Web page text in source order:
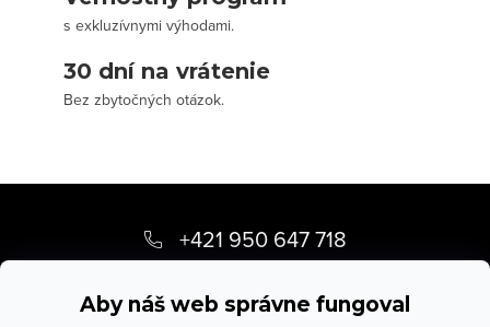
Aby náš web správne fungoval
s exkluzívnymi výhodami.
30 dní na vrátenie
Bez zbytočných otázok.
p
+421 950 647 718